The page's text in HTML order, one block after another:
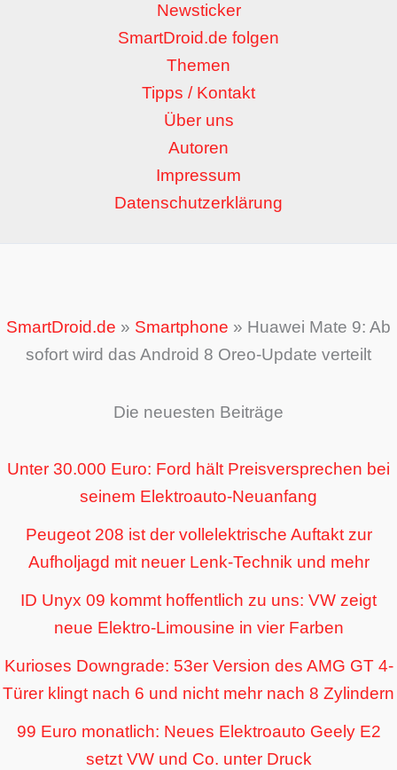
Newsticker
SmartDroid.de folgen
Themen
Tipps / Kontakt
Über uns
Autoren
Impressum
Datenschutzerklärung
SmartDroid.de » Smartphone » Huawei Mate 9: Ab
sofort wird das Android 8 Oreo-Update verteilt
Die neuesten Beiträge
Unter 30.000 Euro: Ford hält Preisversprechen bei
seinem Elektroauto-Neuanfang
Peugeot 208 ist der vollelektrische Auftakt zur
Aufholjagd mit neuer Lenk-Technik und mehr
ID Unyx 09 kommt hoffentlich zu uns: VW zeigt
neue Elektro-Limousine in vier Farben
Kurioses Downgrade: 53er Version des AMG GT 4-
Türer klingt nach 6 und nicht mehr nach 8 Zylindern
99 Euro monatlich: Neues Elektroauto Geely E2
setzt VW und Co. unter Druck